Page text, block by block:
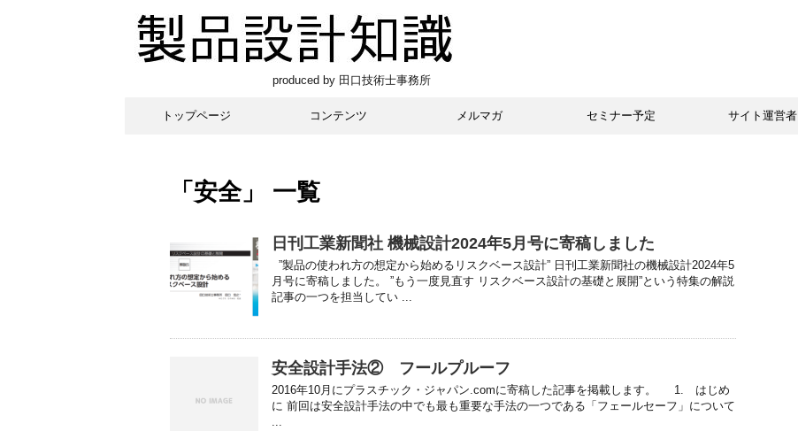
produced by 田口技術士事務所
トップページ コンテンツ メルマガ セミナー予定 サイト運営者
「安全」 一覧
日刊工業新聞社 機械設計2024年5月号に寄稿しました
”製品の使われ方の想定から始めるリスクベース設計” 日刊工業新聞社の機械設計2024年5
月号に寄稿しました。 ”もう一度見直す リスクベース設計の基礎と展開”という特集の解説
記事の一つを担当してい ...
安全設計手法② フールプルーフ
2016年10月にプラスチック・ジャパン.comに寄稿した記事を掲載します。 1. はじめ
に 前回は安全設計手法の中でも最も重要な手法の一つである「フェールセーフ」について
...